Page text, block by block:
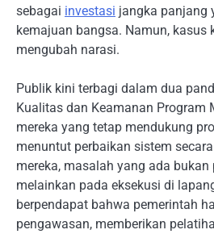
sebagai investasi jangka panjang
kemajuan bangsa. Namun, kasus
mengubah narasi.
Publik kini terbagi dalam dua
Kualitas dan Keamanan Program
mereka yang tetap mendukung
menuntut perbaikan sistem
mereka, masalah yang ada
melainkan pada eksekusi di
berpendapat bahwa pemerintah
pengawasan, memberikan